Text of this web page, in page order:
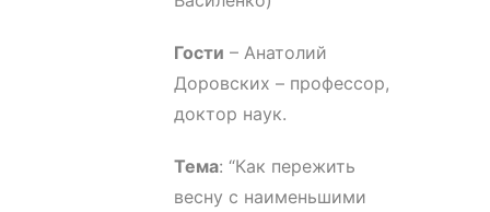
Гости – Анатолий
Доровских – профессор,
доктор наук.
Тема: “Как пережить
весну с наименьшими